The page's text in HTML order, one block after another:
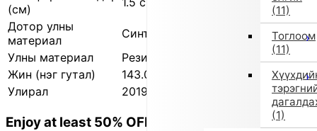
(11)
Тоглоом
(11)
(1)
(см)
Дотор улны
материал
Синтетик арьс
Улны материал
Резин
Жин (нэг гутал)
143.0 г
Улирал
2019 оны намар/өвөл
Enjoy at least 50% OFF Tokyo fashion